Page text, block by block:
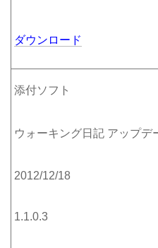
ダウンロード
添付ソフト
ウォーキング日記 アップデ
2012/12/18
1.1.0.3